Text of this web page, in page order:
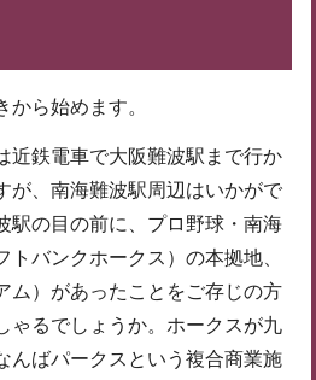
から始めます。
近鉄電車で大阪難波駅まで行か
が、南海難波駅周辺はいかがで
駅の目の前に、プロ野球・南海
トバンクホークス）の本拠地、
ム）があったことをご存じの方
ゃるでしょうか。ホークスが九
んばパークスという複合商業施